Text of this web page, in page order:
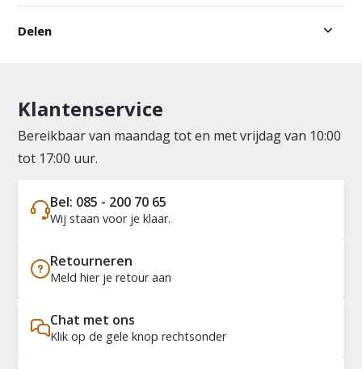
Delen
Klantenservice
Bereikbaar van maandag tot en met vrijdag van 10:00
tot 17:00 uur.
Bel: 085 - 200 70 65
Wij staan voor je klaar.
Retourneren
Meld hier je retour aan
Chat met ons
Klik op de gele knop rechtsonder